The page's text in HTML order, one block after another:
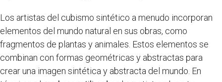
Los artistas del cubismo sintético a menudo incorporan
elementos del mundo natural en sus obras, como
fragmentos de plantas y animales. Estos elementos se
combinan con formas geométricas y abstractas para
crear una imagen sintética y abstracta del mundo. En